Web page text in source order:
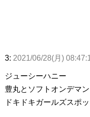
3: 2021/06/28(月)
ジューシーハニー
豊丸とソフトオンデマ
ドキドキガールズスポッ